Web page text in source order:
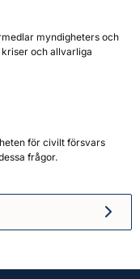
myndigheters och
och allvarliga
för civilt försvars
frågor.